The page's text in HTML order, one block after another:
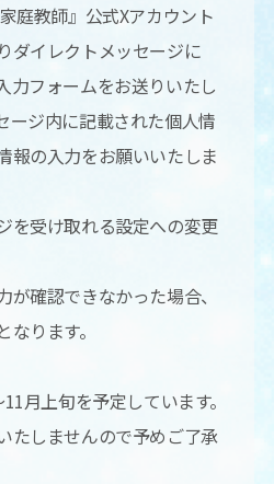
庭教師』公式Xアカウント
ダイレクトメッセージに
力フォームをお送りいたし
ージ内に記載された個人情
報の入力をお願いいたしま
を受け取れる設定への変更
確認できなかった場合、
ります。
月上旬を予定しています。
たしませんので予めご了承